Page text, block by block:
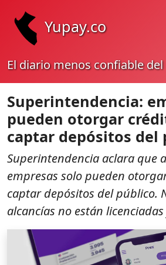
Yupay.co
El diario menos confiable del
Superintendencia:
pueden otorgar
captar depósitos del
Superintendencia aclara que
empresas solo pueden
captar depósitos del público.
alcancías no están licenciadas